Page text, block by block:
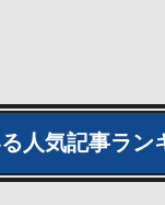
人気記事ラン